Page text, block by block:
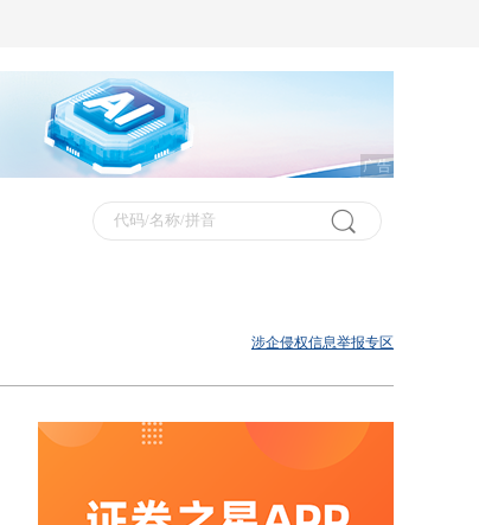
广告
涉企侵权信息举报专区